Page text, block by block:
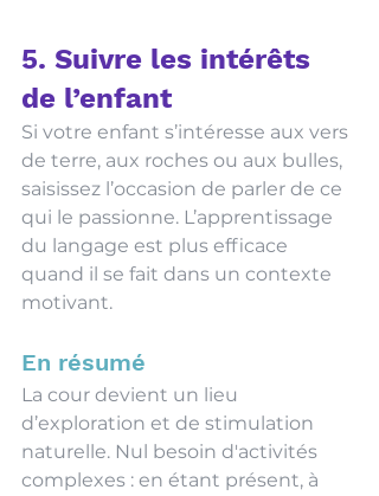
5. Suivre les intérêts
de l’enfant
Si votre enfant s’intéresse aux vers
de terre, aux roches ou aux bulles,
saisissez l’occasion de parler de ce
qui le passionne. L’apprentissage
du langage est plus efficace
quand il se fait dans un contexte
motivant.
En résumé
La cour devient un lieu
d’exploration et de stimulation
naturelle. Nul besoin d'activités
complexes : en étant présent, à